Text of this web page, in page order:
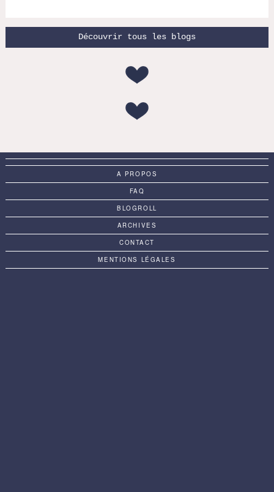
Découvrir tous les blogs
A PROPOS
FAQ
BLOGROLL
ARCHIVES
CONTACT
MENTIONS LÉGALES